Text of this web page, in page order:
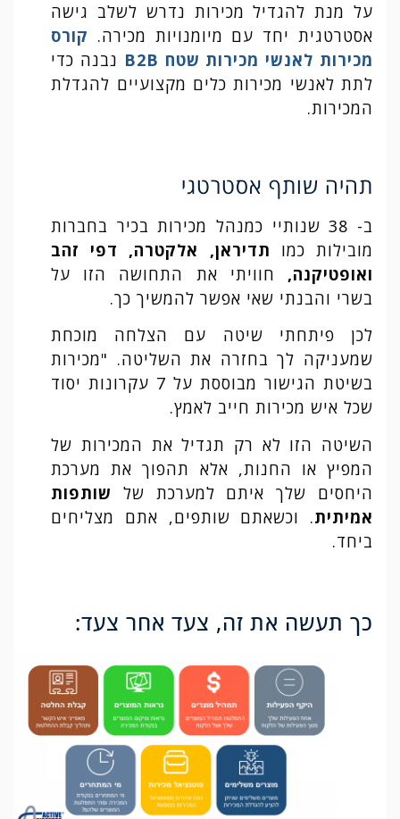
על מנת להגדיל מכירות נדרש לשלב גישה
אסטרטגית יחד עם מיומנויות מכירה. קורס
מכירות לאנשי מכירות שטח B2B
נבנה כדי
לתת לאנשי מכירות כלים מקצועיים להגדלת
המכירות.
תהיה שותף אסטרטגי
ב- 38 שנותיי כמנהל מכירות בכיר בחברות
מובילות כמו תדיראן, אלקטרה, דפי זהב
ואופטיקנה, חוויתי את התחושה הזו על
בשרי והבנתי שאי אפשר להמשיך כך.
לכן פיתחתי שיטה עם הצלחה מוכחת
שמעניקה לך בחזרה את השליטה. "מכירות
בשיטת הגישור מבוססת על 7 עקרונות יסוד
שכל איש מכירות חייב לאמץ.
השיטה הזו לא רק תגדיל את המכירות של
המפיץ או החנות, אלא תהפוך את מערכת
היחסים שלך איתם למערכת של שותפות
אמיתית. וכשאתם שותפים, אתם מצליחים
ביחד.
כך תעשה את זה, צעד אחר צעד: